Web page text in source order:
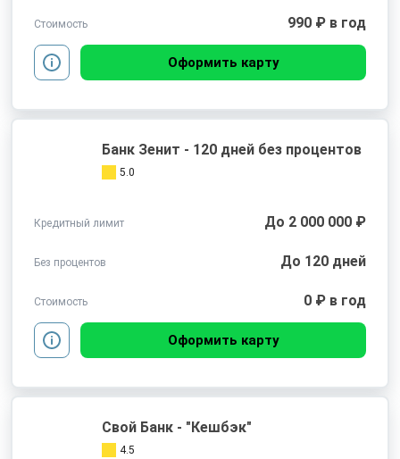
Стоимость 990 ₽ в год
Оформить карту
Банк Зенит - 120 дней без процентов
5.0
Кредитный лимит До 2 000 000 ₽
Без процентов До 120 дней
Стоимость 0 ₽ в год
Оформить карту
Свой Банк - "Кешбэк"
4.5